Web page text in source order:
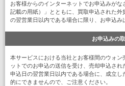
お客様からのインターネットでお申込みが
記載の用紙）」とともに、買取申込された外
の翌営業日以内である場合に限り、お申込み
お申込みの
本サービスにおける当社とお客様間のウォ
ットでのお申込の送信を受け、売却申込さ
申込日の翌営業日以内である場合に、成立し
的にできませんので、ご注意ください。